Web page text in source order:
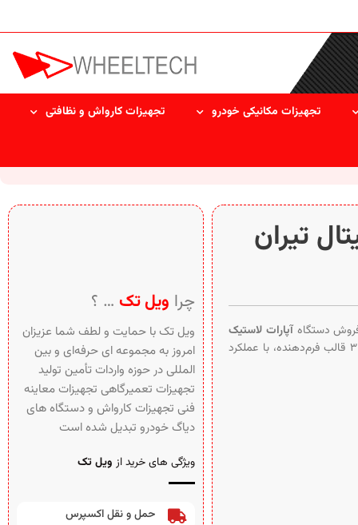
تجهیزات مکانیکی خودرو تجهیزات کارواش و نظافتی
تیران
دستگاه آپارات لاستیک
دیجیتال مدل TN-1213 تیران نوین، مجهز به ۳ قالب فرم‌دهنده، با عملکرد
چرا ویل تک … ؟
ویل تک با حمایت و لطف شما عزیزان
امروز به مجموعه ای حرفه‌ای و بین‌
المللی در حوزه واردات تأمین تولید
تجهیزات تعمیرگاهی تجهیزات معاینه
فنی تجهیزات کارواش و دستگاه های
دیاگ خودرو تبدیل شده است
ویژگی های خرید از ویل تک
حمل و نقل اکسپرس